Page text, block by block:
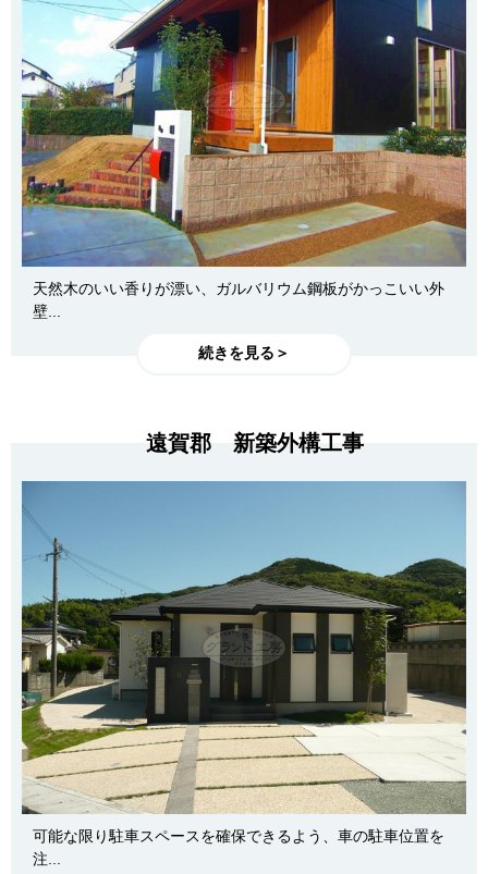
天然木のいい香りが漂い、ガルバリウム鋼板がかっこいい外
壁...
続きを見る＞
遠賀郡 新築外構工事
可能な限り駐車スペースを確保できるよう、車の駐車位置を
注...